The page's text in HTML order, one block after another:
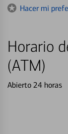
Hacer mi
Horario
(ATM)
Abierto 24 horas